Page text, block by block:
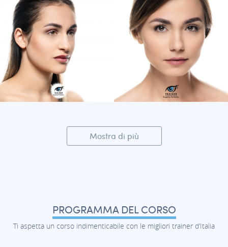
Mostra di più
PROGRAMMA DEL CORSO
Ti aspetta un corso indimenticabile con le migliori trainer d’Italia